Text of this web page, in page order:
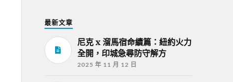
最新文章
尼克 x 溜馬宿命續篇：紐約火力
全開，印城急尋防守解方
2025 年 11 月 12 日